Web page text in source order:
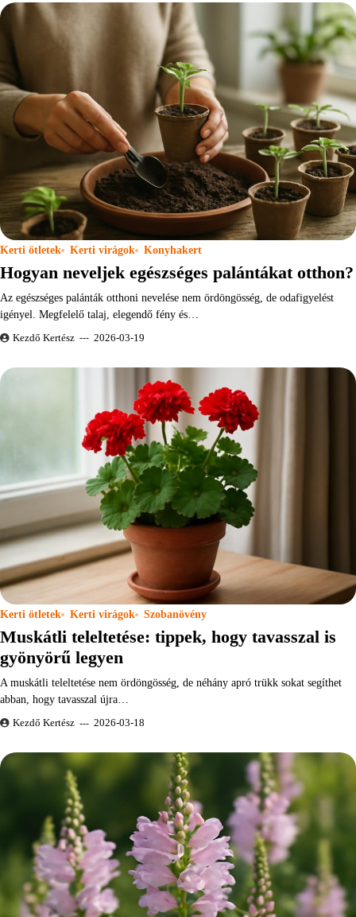
Kerti ötletek Kerti virágok Konyhakert
Hogyan neveljek egészséges palántákat otthon?
Az egészséges palánták otthoni nevelése nem ördöngösség, de odafigyelést
igényel. Megfelelő talaj, elegendő fény és…
Kezdő Kertész 2026-03-19
Kerti ötletek Kerti virágok Szobanövény
Muskátli teleltetése: tippek, hogy tavasszal is
gyönyörű legyen
A muskátli teleltetése nem ördöngösség, de néhány apró trükk sokat segíthet
abban, hogy tavasszal újra…
Kezdő Kertész 2026-03-18